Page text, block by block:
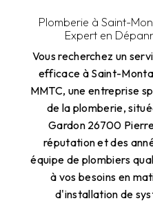
Plomberie à Saint-
Expert en
Vous recherchez un
efficace à Saint-
MMTC, une entreprise
de la plomberie,
Gardon 26700
réputation et des
équipe de plombiers
à vos besoins en
d'installation de